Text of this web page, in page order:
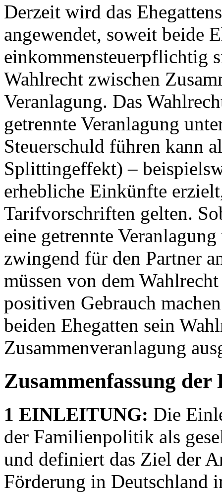
Derzeit wird das
angewendet, soweit beide
einkommensteuerpflichtig
Wahlrecht zwischen
Veranlagung. Das
getrennte Veranlagung
Steuerschuld führen kann
Splittingeffekt) –
erhebliche Einkünfte
Tarifvorschriften gelten.
eine getrennte
zwingend für den Partner
müssen von dem
positiven Gebrauch
beiden Ehegatten sein
Zusammenveranlagung
Zusammenfassung der
1 EINLEITUNG: Die
der Familienpolitik als
und definiert das Ziel der
Förderung in Deutschland